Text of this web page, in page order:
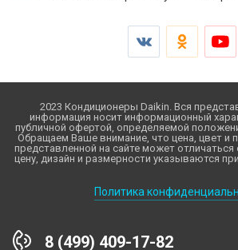
2023 Кондиционеры Daikin. Вся
информация носит информационный
публичной офертой, определяемой
Обращаем Ваше внимание, что цена, цвет и
представленной на сайте может отличаться
цену, дизайн и размерности указываются
Политика
8 (499) 409-17-82